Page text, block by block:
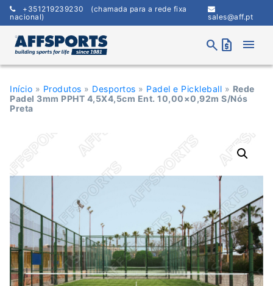
Skip
content
+351219239230 (chamada para a rede fixa
nacional)
sales@aff.pt
search request_quote menu
Início » Produtos » Desportos » Padel e Pickleball » Rede
Padel 3mm PPHT 4,5X4,5cm Ent. 10,00×0,92m S/Nós
Preta